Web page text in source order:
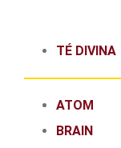
TÉ DIVINA
ATOM
BRAIN